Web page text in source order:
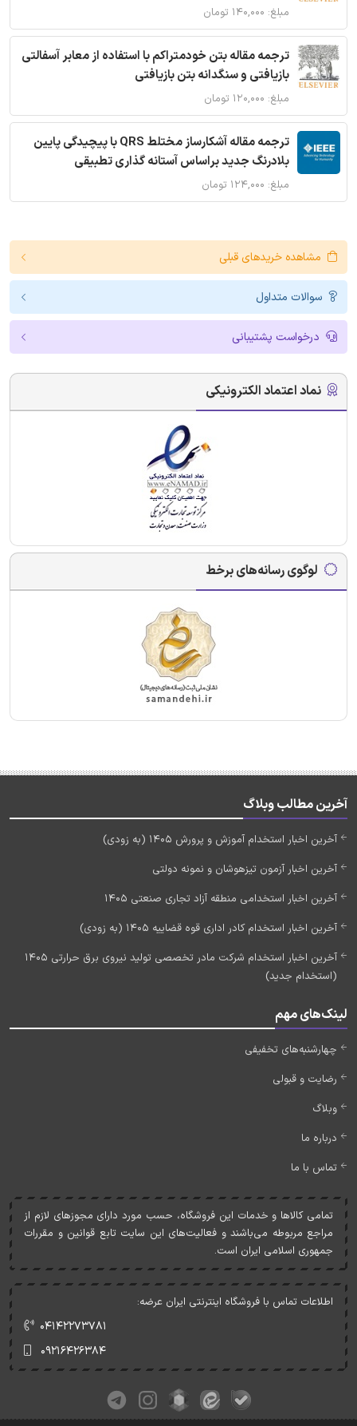
مبلغ: ۱۴۰,۰۰۰ تومان
ترجمه مقاله بتن خودمتراکم با استفاده از معابر آسفالتی
بازیافتی و سنگدانه بتن بازیافتی
مبلغ: ۱۲۰,۰۰۰ تومان
ترجمه مقاله آشکارساز مختلط QRS با پیچیدگی پایین
بلادرنگ جدید براساس آستانه گذاری تطبیقی
مبلغ: ۱۲۴,۰۰۰ تومان
مشاهده خریدهای قبلی
سوالات متداول
درخواست پشتیبانی
نماد اعتماد الکترونیکی
لوگوی رسانه‌های برخط
آخرین مطالب وبلاگ
آخرین اخبار استخدام آموزش و پرورش 1405 (به زودی)
آخرین اخبار آزمون تیزهوشان و نمونه دولتی
آخرین اخبار استخدامی منطقه آزاد تجاری صنعتی 1405
آخرین اخبار استخدام کادر اداری قوه قضاییه 1405 (به زودی)
آخرین اخبار استخدام شرکت مادر تخصصی تولید نیروی برق حرارتی 1405
(استخدام جدید)
لینک‌های مهم
چهارشنبه‌های تخفیفی
رضایت و قبولی
وبلاگ
درباره ما
تماس با ما
تمامی کالاها و خدمات اين فروشگاه، حسب مورد دارای مجوزهای لازم از
مراجع مربوطه می‌باشند و فعاليت‌های اين سايت تابع قوانين و مقررات
جمهوری اسلامی ايران است.
اطلاعات تماس با فروشگاه اینترنتی ایران عرضه:
۰۴۱۴۲۲۷۳۷۸۱
۰۹۲۱۶۴۲۶۳۸۴